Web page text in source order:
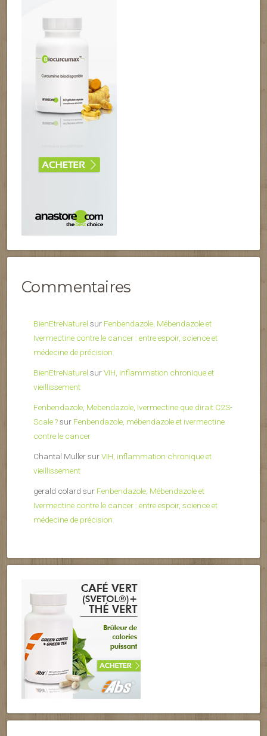
Commentaires
BienEtreNaturel sur Fenbendazole, Mébendazole et
Ivermectine contre le cancer : entre espoir, science et
médecine de précision
BienEtreNaturel surVIH, inflammation chronique et
vieillissement
Fenbendazole, Mebendazole, Ivermectine que dirait C2S-
Scale ?sur Fenbendazole, mébendazole et ivermectine
contre le cancer
Chantal MullersurVIH, inflammation chronique et
vieillissement
gerald colard sur Fenbendazole, Mébendazole et
Ivermectine contre le cancer : entre espoir, science et
médecine de précision